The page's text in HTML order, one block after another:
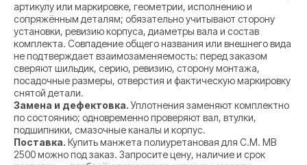
артикулу или маркировке, геометрии, исполнению и
сопряжённым деталям; обязательно учитывают сторону
установки, ревизию корпуса, диаметры вала и состав
комплекта. Совпадение общего названия или внешнего вида
не подтверждает взаимозаменяемость: перед заказом
сверяют шильдик, серию, ревизию, сторону монтажа,
посадочные размеры, отверстия и фактическую маркировку
снятой детали.
Замена и дефектовка.Уплотнения заменяют комплектно
по состоянию; одновременно проверяют вал, втулки,
подшипники, смазочные каналы и корпус.
Поставка. Купить манжета полиуретановая для C.M. MB
2500 можно под заказ. Запросите цену, наличие и срок